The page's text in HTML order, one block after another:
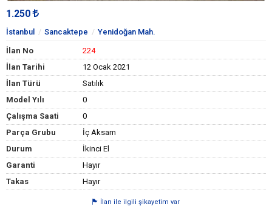
1.250
İstanbul Sancaktepe Yenidoğan Mah.
İlan No
224
İlan Tarihi
12 Ocak 2021
İlan Türü
Satılık
Model Yılı
0
Çalışma Saati
0
Parça Grubu
İç Aksam
Durum
İkinci El
Garanti
Hayır
Takas
Hayır
İlan ile ilgili şikayetim var